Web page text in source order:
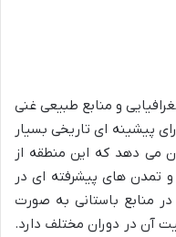
و منابع طبیعی غنی
پیشینه ای تاریخی بسیار
می دهد که این منطقه از
و تمدن های پیشرفته ای در
منابع باستانی به صورت
آن در دوران مختلف دارد.